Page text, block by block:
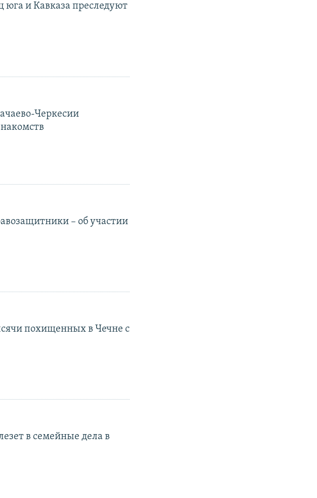
и Кавказа преследуют
Черкесии
– об участии
похищенных в Чечне с
в семейные дела в